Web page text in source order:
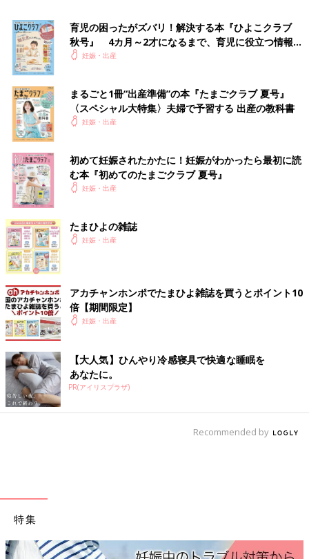
検討してみては？
●記事の内容は記事執筆当時の情報であり、現在と異なる場合が
あります。
『後期のたまごクラブ』2023年春号には、高橋ユウさんが表紙
に登場。プライベートの生活もわかる「カバーインタビュー」が
あります。
高橋ユウさん（たかはしゆう）さん
PROFILE
1991年生まれ、滋賀県出身。ファッション誌のモデルとして活
闘家の卜部弘嵩さんと結婚し、2020年に第1子の男の子を出産。
Amazonで購入する（送料無料）
育児の困ったがズバリ！解決する本『ひよこクラブ
秋号』 4カ月～2才になるまで、育児に役立つ情報が
いっぱい！
妊娠・出産
まるごと1冊“出産準備”の本『たまごクラブ 夏号』
〈スペシャル大特集〉夫婦で予習する 出産の教科書
妊娠・出産
初めて妊娠されたかたに！妊娠がわかったら最初に読
む本『初めてのたまごクラブ 夏号』
妊娠・出産
たまひよの雑誌
妊娠・出産
アカチャンホンポでたまひよ雑誌を買うとポイント10
倍【期間限定】
妊娠・出産
【大人気】ひんやり冷感寝具で快適な睡眠を
あなたに。
PR(アイリスプラザ)
Recommended by
特集